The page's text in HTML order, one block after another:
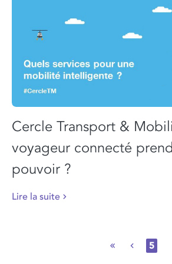
Cercle Transport &
voyageur connecté
pouvoir ?
Lire la suite
5